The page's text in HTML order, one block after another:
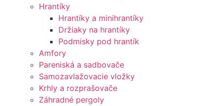
Hrantíky
Hrantíky a minihrantíky
Držiaky na hrantíky
Podmisky pod hrantík
Amfory
Pareniská a sadbovače
Samozavlažovacie vložky
Krhly a rozprašovače
Záhradné pergoly